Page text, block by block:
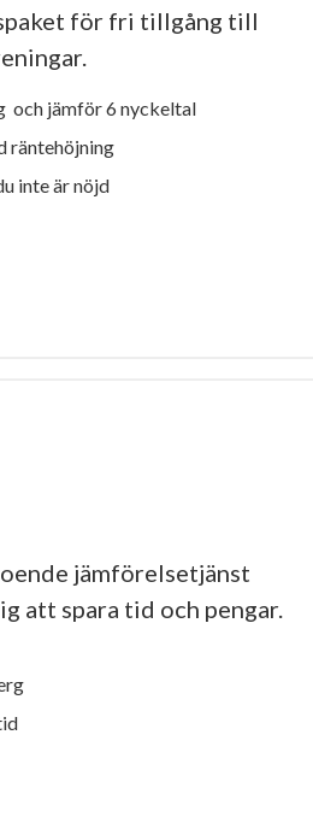
för fri tillgång till
och jämför 6 nyckeltal
räntehöjning
inte är nöjd
jämförelsetjänst
att spara tid och pengar.